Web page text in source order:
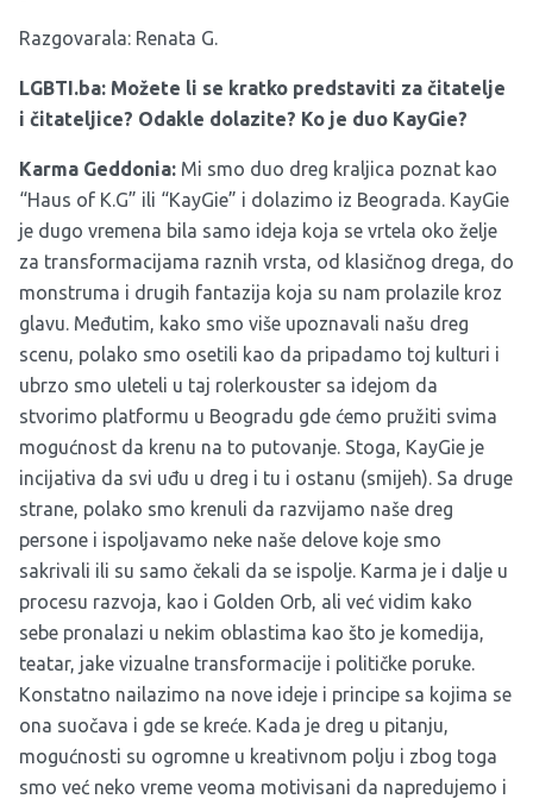
Razgovarala: Renata G.
LGBTI.ba: Možete li se kratko predstaviti za čitatelje
i čitateljice? Odakle dolazite? Ko je duo KayGie?
Karma Geddonia: Mi smo duo dreg kraljica poznat kao
“Haus of K.G” ili “KayGie” i dolazimo iz Beograda. KayGie
je dugo vremena bila samo ideja koja se vrtela oko želje
za transformacijama raznih vrsta, od klasičnog drega, do
monstruma i drugih fantazija koja su nam prolazile kroz
glavu. Međutim, kako smo više upoznavali našu dreg
scenu, polako smo osetili kao da pripadamo toj kulturi i
ubrzo smo uleteli u taj rolerkouster sa idejom da
stvorimo platformu u Beogradu gde ćemo pružiti svima
mogućnost da krenu na to putovanje. Stoga, KayGie je
incijativa da svi uđu u dreg i tu i ostanu (smijeh). Sa druge
strane, polako smo krenuli da razvijamo naše dreg
persone i ispoljavamo neke naše delove koje smo
sakrivali ili su samo čekali da se ispolje. Karma je i dalje u
procesu razvoja, kao i Golden Orb, ali već vidim kako
sebe pronalazi u nekim oblastima kao što je komedija,
teatar, jake vizualne transformacije i političke poruke.
Konstatno nailazimo na nove ideje i principe sa kojima se
ona suočava i gde se kreće. Kada je dreg u pitanju,
mogućnosti su ogromne u kreativnom polju i zbog toga
smo već neko vreme veoma motivisani da napredujemo i